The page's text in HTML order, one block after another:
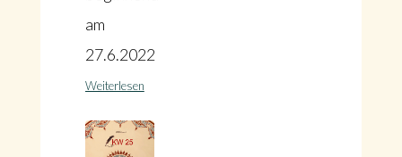
am
27.6.2022
Weiterlesen